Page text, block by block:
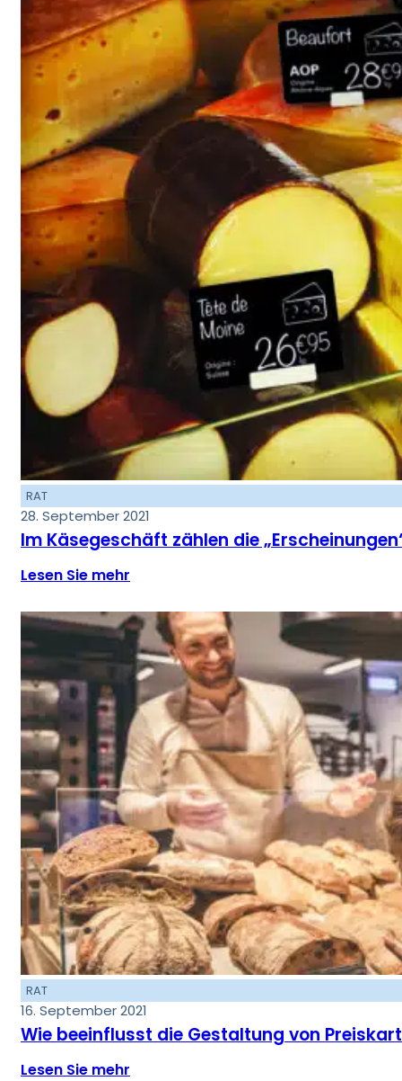
RAT
28. September 2021
Im Käsegeschäft zählen die
Lesen Sie mehr
RAT
16. September 2021
Wie beeinflusst die Gestaltung von
Lesen Sie mehr